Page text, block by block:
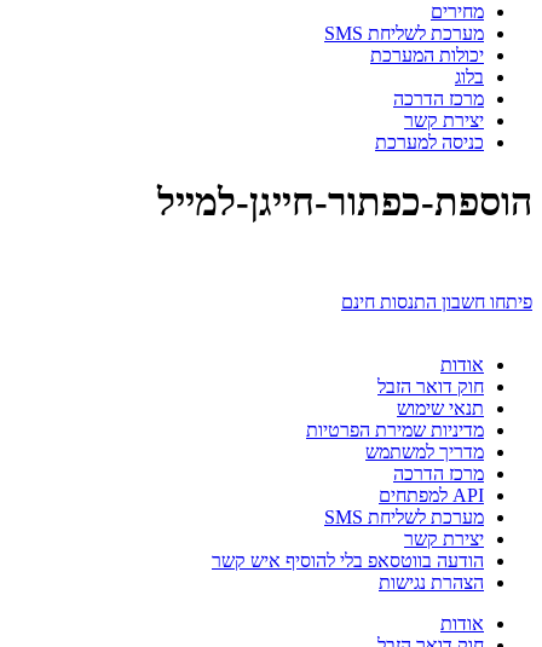
מחירים
מערכת לשליחת SMS
יכולות המערכת
בלוג
מרכז הדרכה
יצירת קשר
כניסה למערכת
הוספת-כפתור-חייגן-למייל
פיתחו חשבון התנסות חינם
אודות
חוק דואר הזבל
תנאי שימוש
מדיניות שמירת הפרטיות
מדריך למשתמש
מרכז הדרכה
API למפתחים
מערכת לשליחת SMS
יצירת קשר
הודעה בווטסאפ בלי להוסיף איש קשר
הצהרת נגישות
אודות